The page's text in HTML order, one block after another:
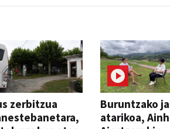
zerbitzua
Buruntzako
atarikoa,